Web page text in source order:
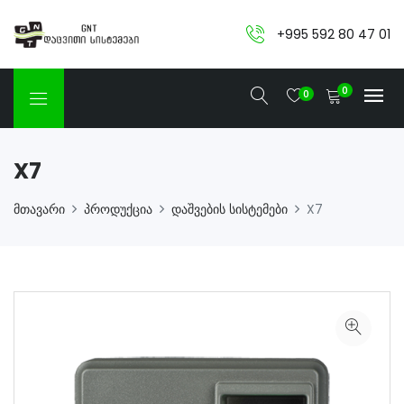
+995 592 80 47 01
0 0
X7
მთავარი პროდუქცია დაშვების სისტემები X7